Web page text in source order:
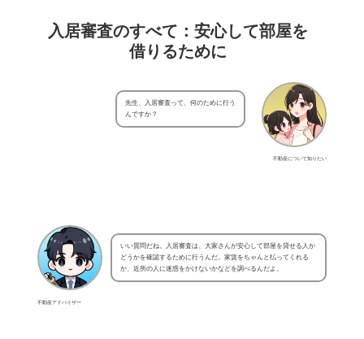
入居審査のすべて：安心して部屋を
借りるために
不動産について知りたい
先生、入居審査って、何のために行う
んですか？
不動産アドバイザー
いい質問だね。入居審査は、大家さんが安心して部屋を貸せる人か
どうかを確認するために行うんだ。家賃をちゃんと払ってくれる
か、近所の人に迷惑をかけないかなどを調べるんだよ。